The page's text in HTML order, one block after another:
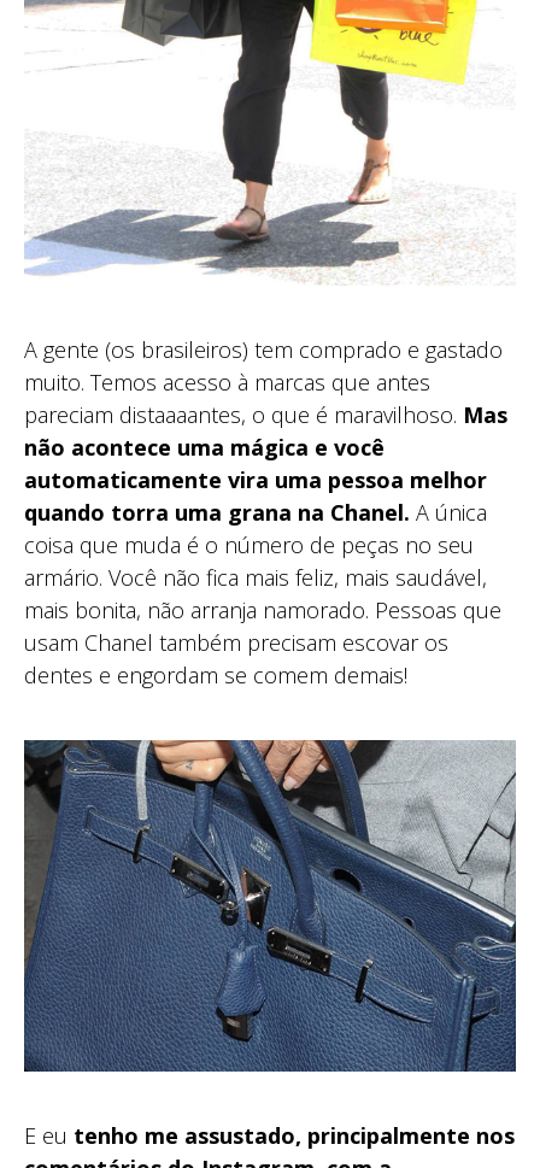
A gente (os brasileiros) tem comprado e gastado
muito. Temos acesso à marcas que antes
pareciam distaaaantes, o que é maravilhoso. Mas
não acontece uma mágica e você
automaticamente vira uma pessoa melhor
quando torra uma grana na Chanel. A única
coisa que muda é o número de peças no seu
armário. Você não fica mais feliz, mais saudável,
mais bonita, não arranja namorado. Pessoas que
usam Chanel também precisam escovar os
dentes e engordam se comem demais!
E eu tenho me assustado, principalmente nos